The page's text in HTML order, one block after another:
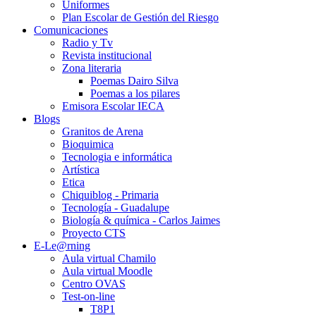
Uniformes
Plan Escolar de Gestión del Riesgo
Comunicaciones
Radio y Tv
Revista institucional
Zona literaria
Poemas Dairo Silva
Poemas a los pilares
Emisora Escolar IECA
Blogs
Granitos de Arena
Bioquimica
Tecnologia e informática
Artística
Etica
Chiquiblog - Primaria
Tecnología - Guadalupe
Biología & química - Carlos Jaimes
Proyecto CTS
E-Le@rning
Aula virtual Chamilo
Aula virtual Moodle
Centro OVAS
Test-on-line
T8P1